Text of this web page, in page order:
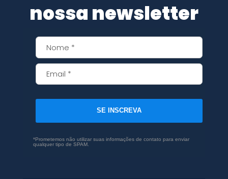
nossa newsletter
SE INSCREVA
*Prometemos não utilizar suas informações de contato para enviar
qualquer tipo de SPAM.